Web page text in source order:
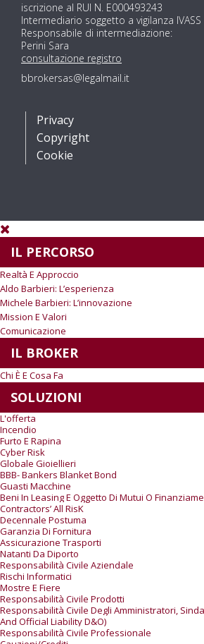
iscrizione al RUI N. E000493243
Intermediario soggetto a vigilanza IVASS
Responsabile di intermediazione:
Perini Sara
consultazione registro
bbrokersas@legalmail.it
Privacy
Copyright
Cookie
IL PERCORSO
Realtà E Approccio
Aldo Barbieri: L’esperienza
Michele Barbieri: L’innovazione
Mission E Valori
Comunicazione
IL BROKER
Chi È E Cosa Fa
SOLUZIONI
L'offerta
Incendio
Furto E Rapina
Cyber Risk
Globale Gioiellieri
BBB- Bankers Blanket Bond
Guasti Macchine
Beni In Leasing E Oggetto Di Mutui O
Contractors’ All RisK
Decennale Postuma
Garanzia Di Fornitura
Assicurazione Trasporti
Natanti Da Diporto
Responsabilità Civile Aziendale
Rischi Informatici
Mostre E Fiere
Responsabilità Civile Prodotti
Responsabilità Civile Degli Amministratori,
And Official Liability D&O)
Responsabilità Civile Professionale